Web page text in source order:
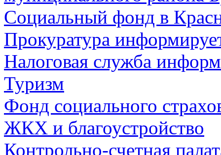
Социальный фонд в
Прокуратура
Налоговая служба
Туризм
Фонд социального
ЖКХ и благоустройство
Контрольно-счетная